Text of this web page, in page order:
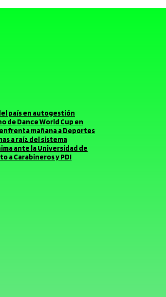
país en autogestión
de Dance World Cup en
enfrenta mañana a Deportes
a raíz del sistema
ante la Universidad de
a Carabineros y PDI